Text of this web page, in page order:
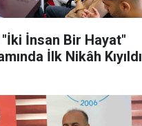
"İki İnsan Bir Hayat"
İlk Nikâh Kıyıldı